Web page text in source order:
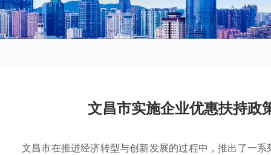
文昌市实施企业优惠扶持政
文昌市在推进经济转型与创新发展的过程中，推出了一系